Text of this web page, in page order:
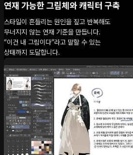
연재 가능한 그림체와 캐릭터 구축
스타일이 흔들리는 원인을 짚고 반복해도
무너지지 않는 연재 기준을 만듭니다.
“이건 내 그림이다”라고 말할 수 있는
상태까지 도달합니다.